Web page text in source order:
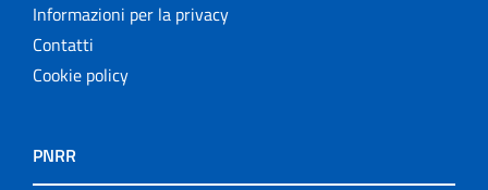
Informazioni per la privacy
Contatti
Cookie policy
PNRR